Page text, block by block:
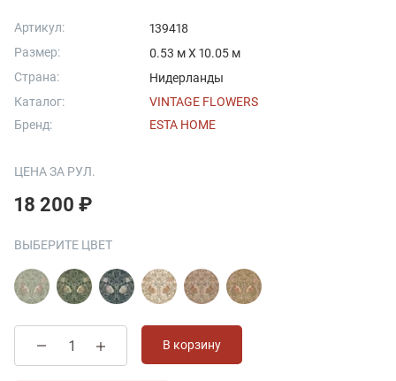
Артикул:
139418
Размер:
0.53 м X 10.05 м
Страна:
Нидерланды
Каталог:
VINTAGE FLOWERS
Бренд:
ESTA HOME
ЦЕНА ЗА РУЛ.
18 200 ₽
ВЫБЕРИТЕ ЦВЕТ
В корзину